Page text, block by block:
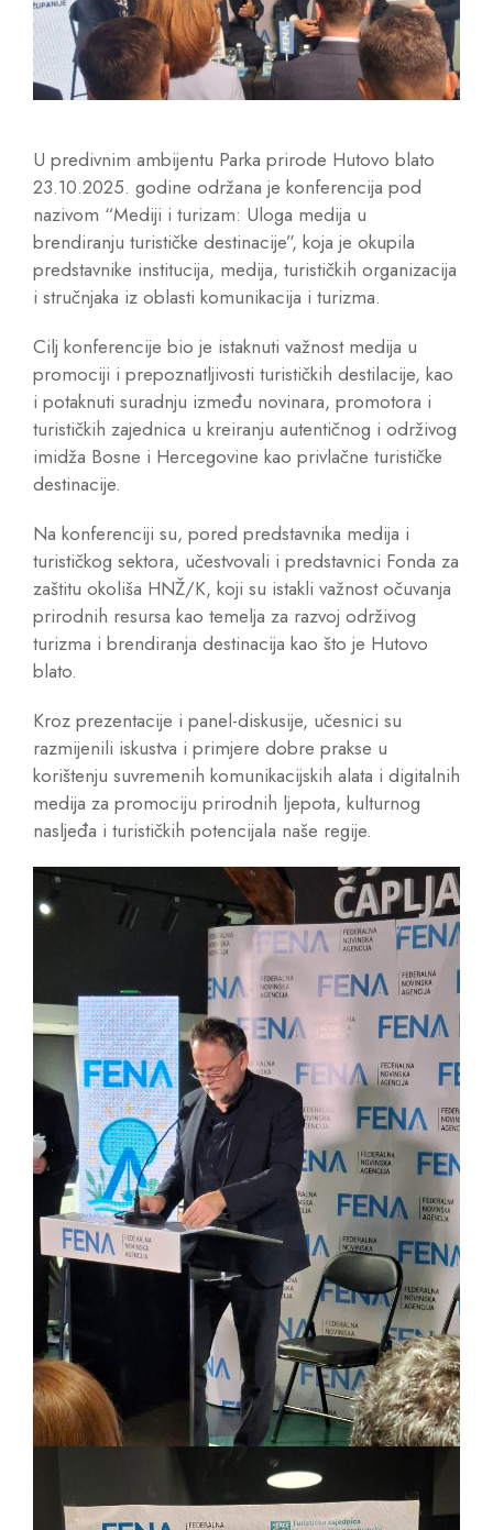
U predivnim ambijentu Parka prirode Hutovo blato
23.10.2025. godine održana je konferencija pod
nazivom “Mediji i turizam: Uloga medija u
brendiranju turističke destinacije”, koja je okupila
predstavnike institucija, medija, turističkih organizacija
i stručnjaka iz oblasti komunikacija i turizma.
Cilj konferencije bio je istaknuti važnost medija u
promociji i prepoznatljivosti turističkih destilacije, kao
i potaknuti suradnju između novinara, promotora i
turističkih zajednica u kreiranju autentičnog i održivog
imidža Bosne i Hercegovine kao privlačne turističke
destinacije.
Na konferenciji su, pored predstavnika medija i
turističkog sektora, učestvovali i predstavnici Fonda za
zaštitu okoliša HNŽ/K, koji su istakli važnost očuvanja
prirodnih resursa kao temelja za razvoj održivog
turizma i brendiranja destinacija kao što je Hutovo
blato.
Kroz prezentacije i panel-diskusije, učesnici su
razmijenili iskustva i primjere dobre prakse u
korištenju suvremenih komunikacijskih alata i digitalnih
medija za promociju prirodnih ljepota, kulturnog
nasljeđa i turističkih potencijala naše regije.